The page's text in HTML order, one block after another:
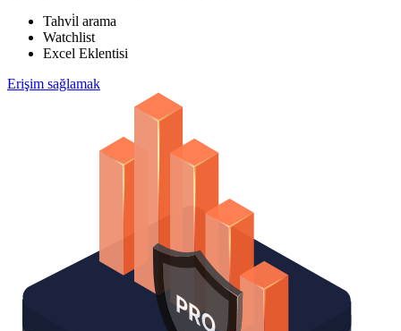
Tahvi̇l arama
Watchlist
Excel Eklentisi
Erişim sağlamak